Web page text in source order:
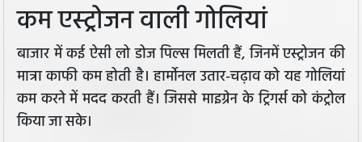
कम एस्ट्रोजन वाली गोलियां
बाजार में कई ऐसी लो डोज पिल्स मिलती हैं, जिनमें एस्ट्रोजन की
मात्रा काफी कम होती है। हार्मोनल उतार-चढ़ाव को यह गोलियां
कम करने में मदद करती हैं। जिससे माइग्रेन के ट्रिगर्स को कंट्रोल
किया जा सके।